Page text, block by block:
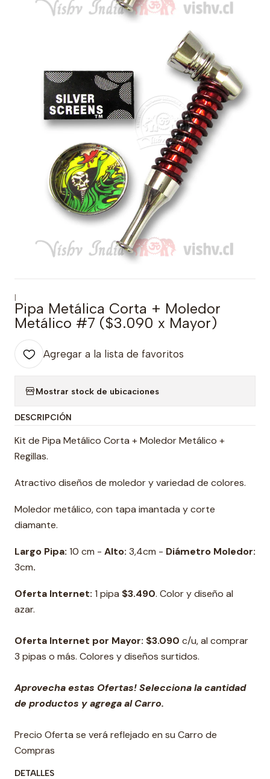
|
Pipa Metálica Corta + Moledor
Metálico #7 ($3.090 x Mayor)
Agregar a la lista de favoritos
Mostrar stock de ubicaciones
DESCRIPCIÓN
Kit de Pipa Metálico Corta + Moledor Metálico +
Regillas.
Atractivo diseños de moledor y variedad de colores.
Moledor metálico, con tapa imantada y corte
diamante.
Largo Pipa: 10 cm - Alto: 3,4cm - Diámetro Moledor:
3cm.
Oferta Internet: 1 pipa $3.490. Color y diseño al
azar.
Oferta Internet por Mayor: $3.090 c/u, al comprar
3 pipas o más. Colores y diseños surtidos.
Aprovecha estas Ofertas! Selecciona la cantidad
de productos y agrega al Carro.
Precio Oferta se verá reflejado en su Carro de
Compras
DETALLES